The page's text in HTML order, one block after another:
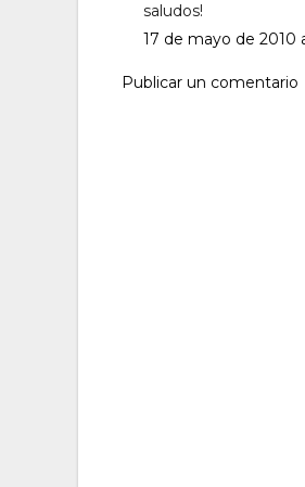
saludos!
17 de mayo de 2010
Publicar un comentario